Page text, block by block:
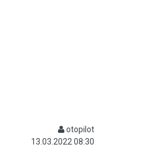
otopilot
13.03.2022 08:30